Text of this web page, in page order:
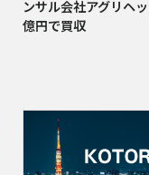
ンサル会社アグリヘ
億円で買収